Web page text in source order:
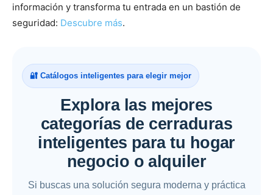
información y transforma tu entrada en un bastión de
seguridad: Descubre más.
🔐 Catálogos inteligentes para elegir mejor
Explora las mejores
categorías de cerraduras
inteligentes para tu hogar
negocio o alquiler
Si buscas una solución segura moderna y práctica